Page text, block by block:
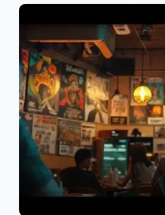
DUPLA
DO
MEU
MARIDO
BILIONÁRIO:
VOCÊ
VIU?